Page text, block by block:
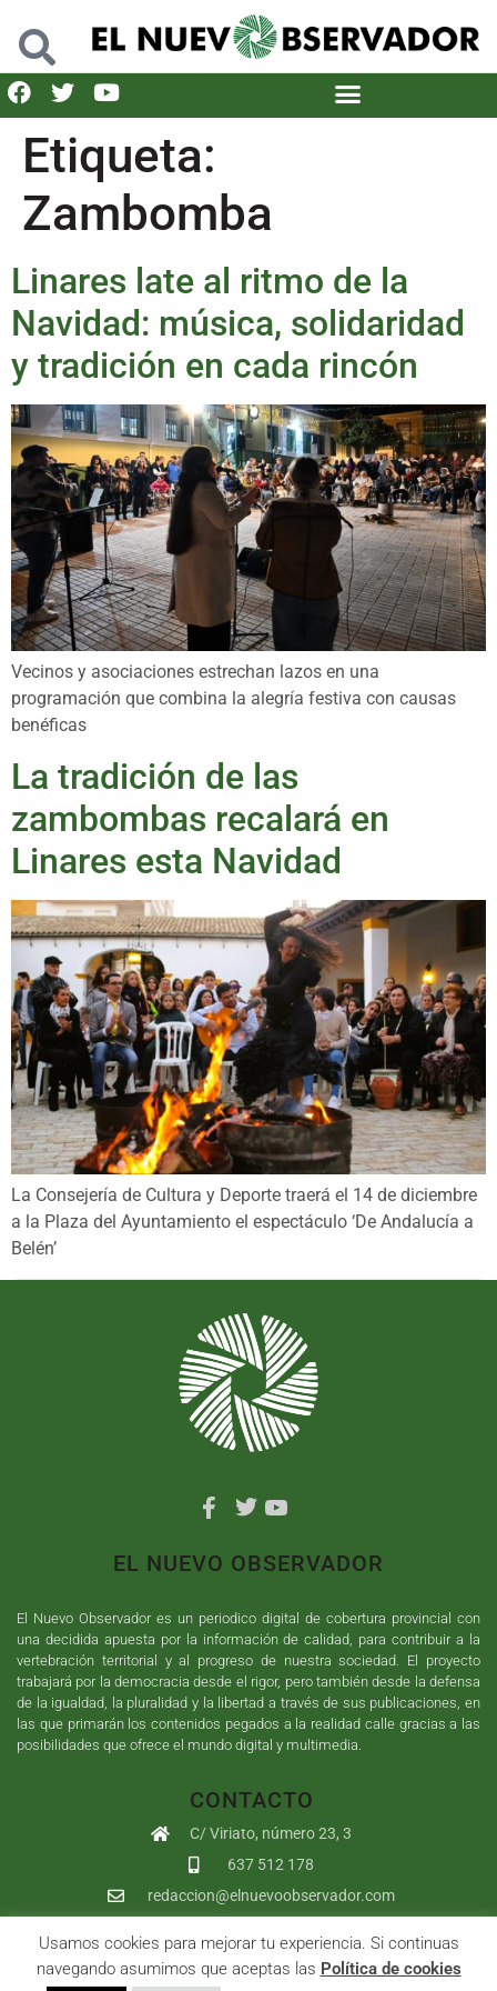
Etiqueta:
Zambomba
Linares late al ritmo de la
Navidad: música, solidaridad
y tradición en cada rincón
Vecinos y asociaciones estrechan lazos en una
programación que combina la alegría festiva con causas
benéficas
La tradición de las
zambombas recalará en
Linares esta Navidad
La Consejería de Cultura y Deporte traerá el 14 de diciembre
a la Plaza del Ayuntamiento el espectáculo ‘De Andalucía a
Belén’
EL NUEVO OBSERVADOR
El Nuevo Observador es un periodico digital de cobertura provincial con
una decidida apuesta por la información de calidad, para contribuir a la
vertebración territorial y al progreso de nuestra sociedad. El proyecto
trabajará por la democracia desde el rigor, pero también desde la defensa
de la igualdad, la pluralidad y la libertad a través de sus publicaciones, en
las que primarán los contenidos pegados a la realidad calle gracias a las
posibilidades que ofrece el mundo digital y multimedia.
CONTACTO
C/ Viriato, número 23, 3
637 512 178
redaccion@elnuevoobservador.com
Copyright ©2026 El Nuevo Observador | Sumurdigital Diseño web
yDesarrollo| All Rights Reserved |
Usamos cookies para mejorar tu experiencia. Si continuas
navegando asumimos que aceptas las Política de cookies